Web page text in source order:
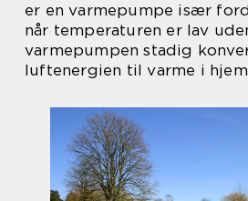
er en varmepumpe især
når temperaturen er lav
varmepumpen stadig
luftenergien til varme i